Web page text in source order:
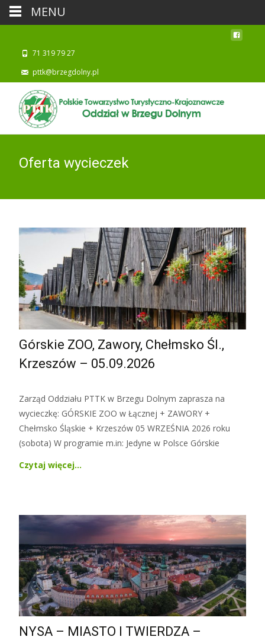
71 319 79 27
pttk@brzegdolny.pl
Oferta wycieczek
Górskie ZOO, Zawory, Chełmsko Śl.,
Krzeszów – 05.09.2026
Zarząd Oddziału PTTK w Brzegu Dolnym zaprasza na
wycieczkę: GÓRSKIE ZOO w Łącznej + ZAWORY +
Chełmsko Śląskie + Krzeszów 05 WRZEŚNIA 2026 roku
(sobota) W programie m.in: Jedyne w Polsce Górskie
Czytaj więcej…
NYSA – MIASTO I TWIERDZA –
MENU